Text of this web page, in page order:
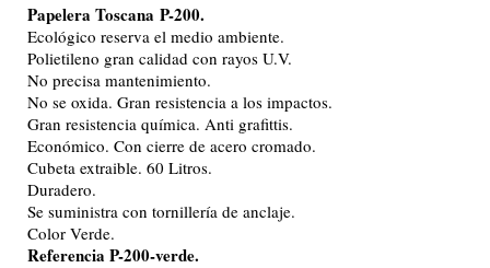
Papelera Toscana P-200.
Ecológico reserva el medio ambiente.
Polietileno gran calidad con rayos U.V.
No precisa mantenimiento.
No se oxida. Gran resistencia a los impactos.
Gran resistencia química. Anti grafittis.
Económico. Con cierre de acero cromado.
Cubeta extraible. 60 Litros.
Duradero.
Se suministra con tornillería de anclaje.
Color Verde.
Referencia P-200-verde.